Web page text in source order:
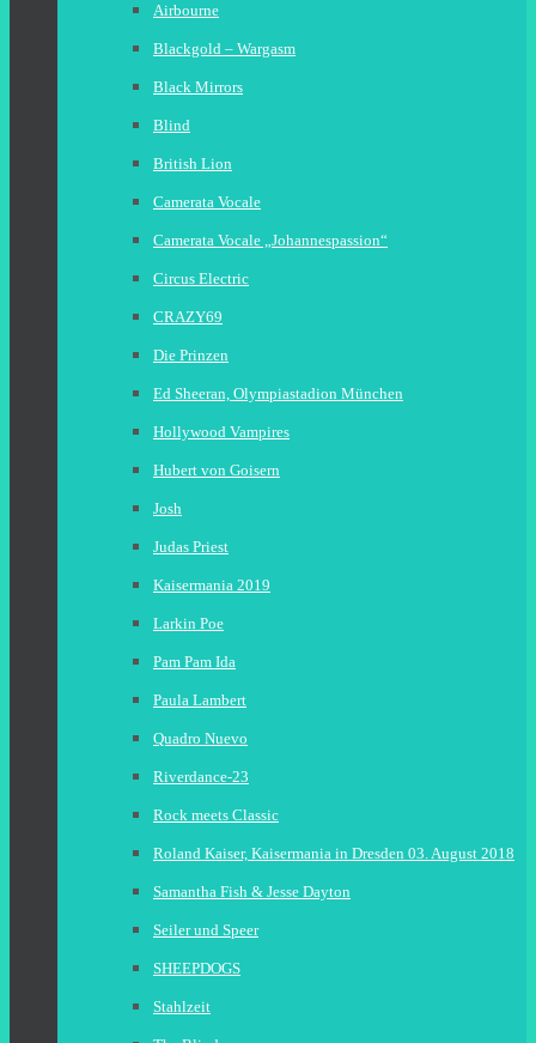
Airbourne
Blackgold – Wargasm
Black Mirrors
Blind
British Lion
Camerata Vocale
Camerata Vocale „Johannespassion“
Circus Electric
CRAZY69
Die Prinzen
Ed Sheeran, Olympiastadion München
Hollywood Vampires
Hubert von Goisern
Josh
Judas Priest
Kaisermania 2019
Larkin Poe
Pam Pam Ida
Paula Lambert
Quadro Nuevo
Riverdance-23
Rock meets Classic
Roland Kaiser, Kaisermania in Dresden 03. August 2018
Samantha Fish & Jesse Dayton
Seiler und Speer
SHEEPDOGS
Stahlzeit